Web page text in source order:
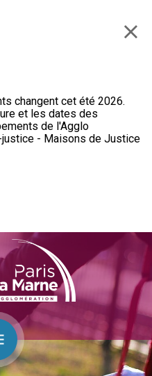
changent cet été 2026.
et les dates des
de l'Agglo
- Maisons de Justice